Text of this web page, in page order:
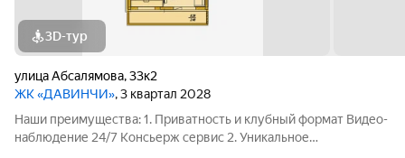
3D-тур
улица Абсалямова,33к2
ЖК «ДАВИНЧИ», 3 квартал 2028
Наши преимущества: 1. Приватность и клубный формат Видео-
наблюдение 24/7 Консьерж сервис 2. Уникальное